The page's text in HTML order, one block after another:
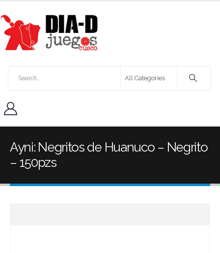
Ayni: Negritos de Huanuco – Negrito
– 150pzs